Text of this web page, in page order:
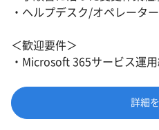
・ヘルプデスク/オペレータ
＜歓迎要件＞
・Microsoft 365サービス運
詳細